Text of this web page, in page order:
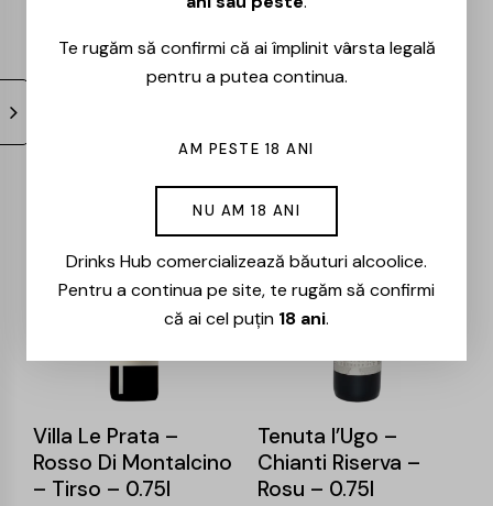
Lignum Vitis –
Frappato – Shiraz –
56,00lei
Apollonio – Roca Dei
Mori – Squinzano
123,00
Villa Le Prata –
Rosso Di Montalcino
– Tirso – 0.75l
-15%
Tenuta l’Ugo –
Chianti Riserva –
Rosu – 0.75l
Te rugăm să confirmi că ai împlinit vârsta legală
pentru a putea continua.
AM PESTE 18 ANI
NU AM 18 ANI
Drinks Hub comercializează băuturi alcoolice.
Pentru a continua pe site, te rugăm să confirmi
că ai cel puțin 18 ani.